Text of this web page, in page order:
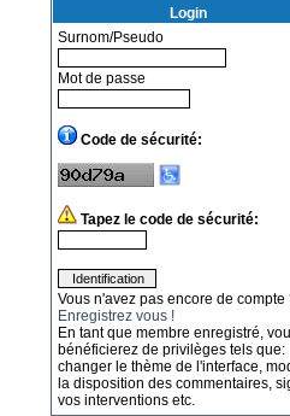
Login
Surnom/Pseudo
Mot de passe
Code de sécurité:
Tapez le code de sécurité:
Vous n'avez pas encore de compte
Enregistrez vous !
En tant que membre enregistré,
bénéficierez de privilèges tels que:
changer le thème de l'interface,
la disposition des commentaires,
vos interventions etc.